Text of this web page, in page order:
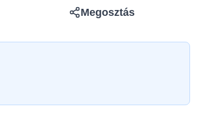
Megosztás